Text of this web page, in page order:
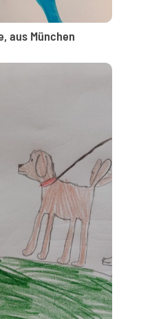
aus München